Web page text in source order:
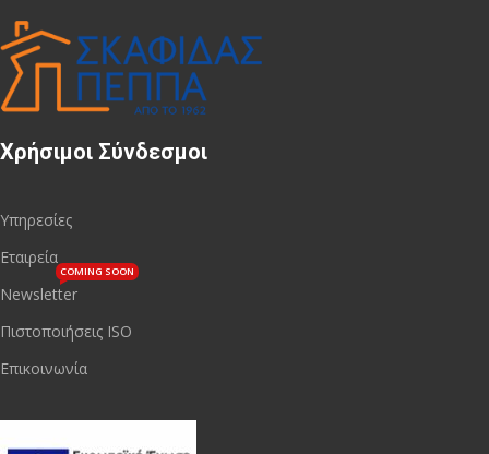
Χρήσιμοι Σύνδεσμοι
Υπηρεσίες
Εταιρεία
Newsletter
COMING SOON
Πιστοποιήσεις ISO
Επικοινωνία